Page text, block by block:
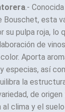
.-
Bouschet, esta
su pulpa roja, lo
de
Aporta
especias, así
la
de
clima y el